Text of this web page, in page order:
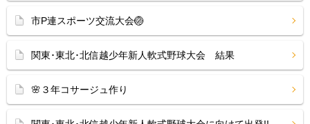
市P連スポーツ交流大会🏐
関東･東北･北信越少年新人軟式野球大会 結果
🌸３年コサージュ作り